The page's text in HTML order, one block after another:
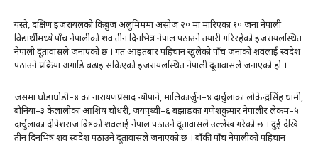
यस्तै, दक्षिण इजरायलको किबुज अलुमिममा असोज २० मा मारिएका १० जना नेपाली
विद्यार्थीमध्ये पाँच नेपालीको शव तीन दिनभित्र नेपाल पठाउने तयारी गरिरहेको इजरायलस्थित
नेपाली दूतावासले जनाएको छ । गत आइतबार पहिचान खुलेको पाँच जनाको शवलाई स्वदेश
पठाउने प्रक्रिया अगाडि बढाइ सकिएको इजरायलस्थित नेपाली दूतावासले जनाएको हो ।
जसमा घोडाघोडी–४ का नारायणप्रसाद न्यौपाने, मालिकार्जुन–४ दार्चुलाका लोकेन्द्रसिंह धामी,
बौनिया–३ कैलालीका आशिष चौधरी, जयपृथ्वी–६ बझाङका गणेशकुमार नेपालीर लेकम–५
दार्चुलाका दीपेशराज बिष्टको शवलाई नेपाल पठाउने दूतावासले उल्लेख गरेको छ । दुई देखि
तीन दिनभित्र शव स्वदेश पठाउने दूतावासले जनाएको छ । बाँकी पाँच नेपालीको पहिचान